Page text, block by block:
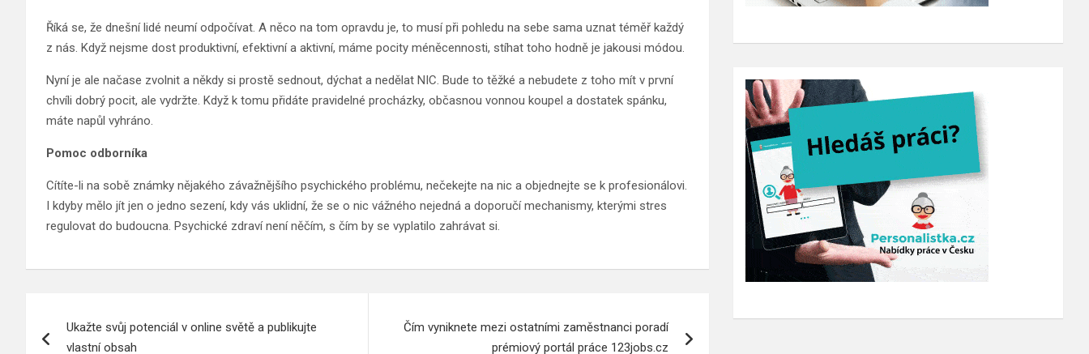
Říká se, že dnešní lidé neumí odpočívat. A něco na tom opravdu je, to musí při pohledu na sebe sama uznat téměř každý
z nás. Když nejsme dost produktivní, efektivní a aktivní, máme pocity méněcennosti, stíhat toho hodně je jakousi módou.
Nyní je ale načase zvolnit a někdy si prostě sednout, dýchat a nedělat NIC. Bude to těžké a nebudete z toho mít v první
chvíli dobrý pocit, ale vydržte. Když k tomu přidáte pravidelné procházky, občasnou vonnou koupel a dostatek spánku,
máte napůl vyhráno.
Pomoc odborníka
Cítíte-li na sobě známky nějakého závažnějšího psychického problému, nečekejte na nic a objednejte se k profesionálovi.
I kdyby mělo jít jen o jedno sezení, kdy vás uklidní, že se o nic vážného nejedná a doporučí mechanismy, kterými stres
regulovat do budoucna. Psychické zdraví není něčím, s čím by se vyplatilo zahrávat si.
pro
Ukažte svůj potenciál v online světě a publikujte
vlastní obsah
Čím vyniknete mezi ostatními zaměstnanci poradí
prémiový portál práce 123jobs.cz